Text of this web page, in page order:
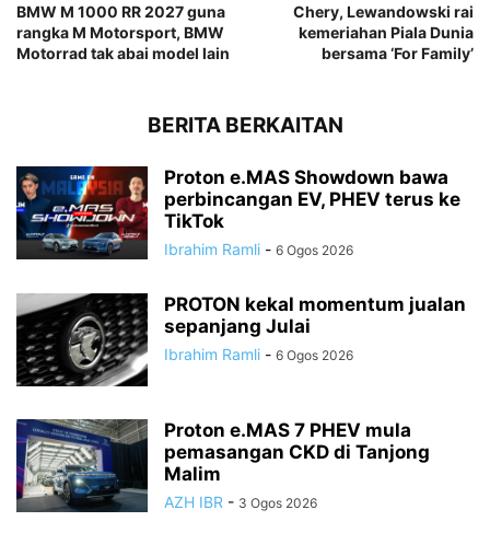
BMW M 1000 RR 2027 guna
rangka M Motorsport, BMW
Motorrad tak abai model lain
Chery, Lewandowski rai
kemeriahan Piala Dunia
bersama ‘For Family’
BERITA BERKAITAN
Proton e.MAS Showdown bawa
perbincangan EV, PHEV terus ke
TikTok
Ibrahim Ramli - 6 Ogos 2026
PROTON kekal momentum jualan
sepanjang Julai
Ibrahim Ramli - 6 Ogos 2026
Proton e.MAS 7 PHEV mula
pemasangan CKD di Tanjong
Malim
AZH IBR - 3 Ogos 2026